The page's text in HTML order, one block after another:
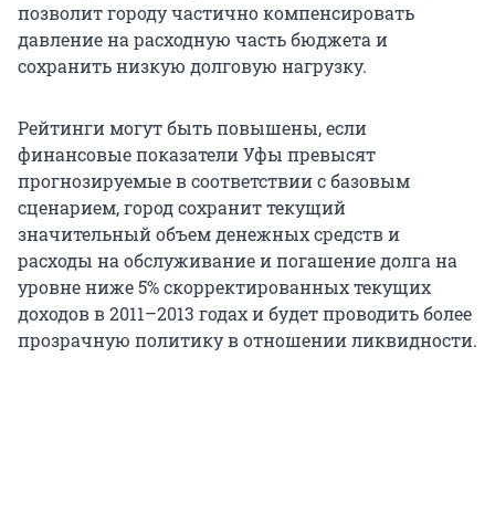
позволит городу частично компенсировать
давление на расходную часть бюджета и
сохранить низкую долговую нагрузку.
Рейтинги могут быть повышены, если
финансовые показатели Уфы превысят
прогнозируемые в соответствии с базовым
сценарием, город сохранит текущий
значительный объем денежных средств и
расходы на обслуживание и погашение долга на
уровне ниже 5% скорректированных текущих
доходов в 2011–2013 годах и будет проводить более
прозрачную политику в отношении ликвидности.